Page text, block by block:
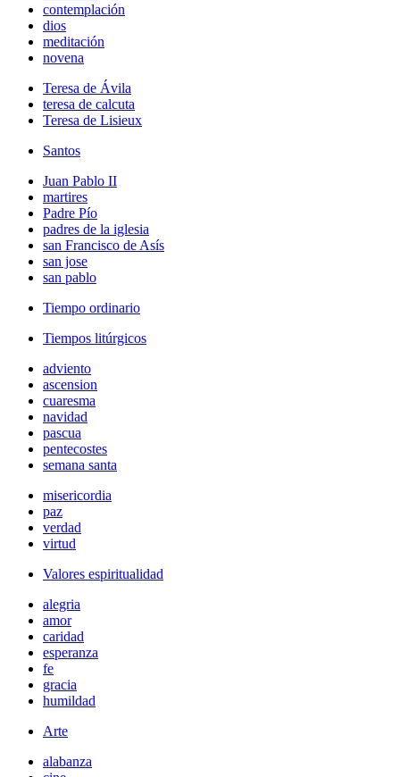
contemplación
dios
meditación
novena
Teresa de Ávila
teresa de calcuta
Teresa de Lisieux
Santos
Juan Pablo II
martires
Padre Pío
padres de la iglesia
san Francisco de Asís
san jose
san pablo
Tiempo ordinario
Tiempos litúrgicos
adviento
ascension
cuaresma
navidad
pascua
pentecostes
semana santa
misericordia
paz
verdad
virtud
Valores espiritualidad
alegria
amor
caridad
esperanza
fe
gracia
humildad
Arte
alabanza